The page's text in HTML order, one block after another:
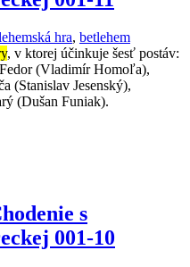
hra, betlehem
, v ktorej účinkuje šesť postáv:
(Vladimír Homoľa),
(Stanislav Jesenský),
(Dušan Funiak).
s
001-10